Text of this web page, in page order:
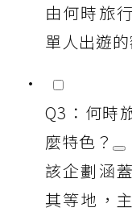
由何時旅
單人出遊
Q3：何時
麼特色？
該企劃涵
其等地，